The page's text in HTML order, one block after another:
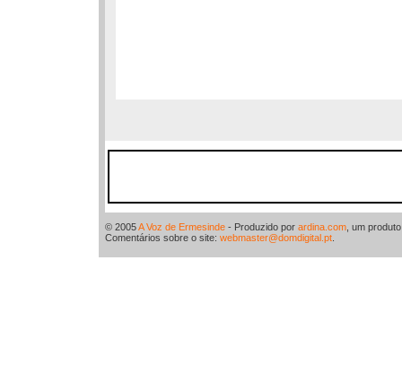
© 2005A Voz de Ermesinde - Produzido por ardina.com , um
Comentários sobre o site: webmaster@domdigital.pt